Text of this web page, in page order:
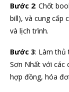
Bước 2: Chốt
bill), và cung cấp
và lịch trình.
Bước 3: Làm thủ
Sơn Nhất với các
hợp đồng, hóa